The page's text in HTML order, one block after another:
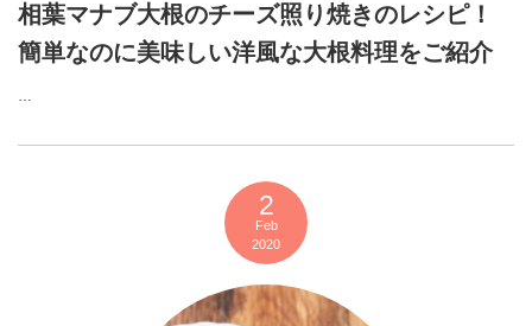
相葉マナブ大根のチーズ照り焼きのレシピ！
簡単なのに美味しい洋風な大根料理をご紹介
…
2
Feb
2020